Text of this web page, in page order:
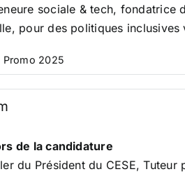
sociale & tech,
pour des politiques inclusives
Promo 2025
de la candidature
du Président du CESE,